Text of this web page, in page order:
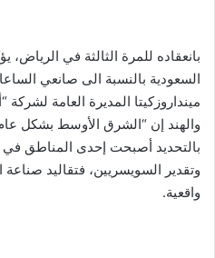
بانعقاده للمرة الثالثة في الرياض،
السعودية بالنسبة الى صانعي
مينداروزكيتا المديرة العامة
والهند إن “الشرق الأوسط بشكل عام
بالتحديد أصبحت إحدى المناطق في
وتقدير السويسريين، فتقاليد
واقعية.